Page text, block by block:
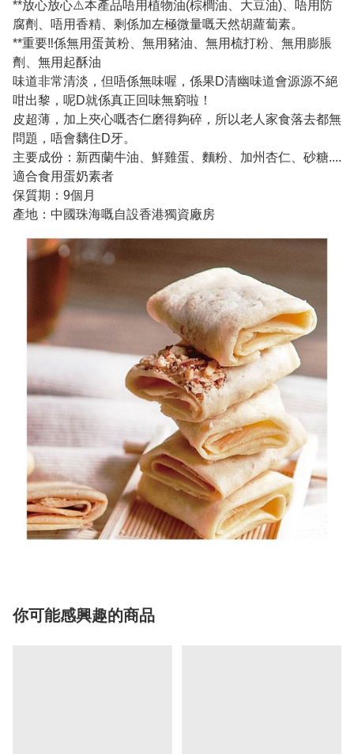
**放心放心⚠️本產品唔用植物油(棕櫚油、大豆油)、唔用防
腐劑、唔用香精、剩係加左極微量嘅天然胡蘿蔔素。
**重要‼️係無用蛋黃粉、無用豬油、無用梳打粉、無用膨脹
劑、無用起酥油
味道非常清淡，但唔係無味喔，係果D清幽味道會源源不絕
咁出黎，呢D就係真正回味無窮啦！
皮超薄，加上夾心嘅杏仁磨得夠碎，所以老人家食落去都無
問題，唔會黐住D牙。
主要成份：新西蘭牛油、鮮雞蛋、麵粉、加州杏仁、砂糖....
適合食用蛋奶素者
保質期：9個月
產地：中國珠海嘅自設香港獨資廠房
你可能感興趣的商品